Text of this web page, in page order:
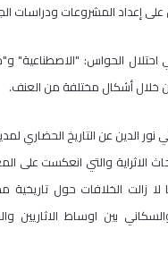
على إعداد المشروعات ودراسات
الحواس: "الاصطناعية"
خلال أشكال مختلفة من العنف.
نور الدين عن التاريخ الحضاري
الاثراية والتي انعكست على
زالت الخلافات حول تاريخية
بين اوساط الاثاريين